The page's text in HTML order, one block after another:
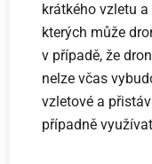
krátkého vzletu
kterých může
v případě, že
nelze včas
vzletové a
případně